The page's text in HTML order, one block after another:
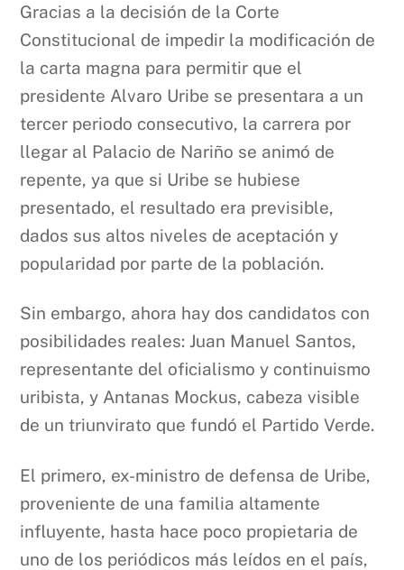
Gracias a la decisión de la Corte
Constitucional de impedir la modificación de
la carta magna para permitir que el
presidente Alvaro Uribe se presentara a un
tercer periodo consecutivo, la carrera por
llegar al Palacio de Nariño se animó de
repente, ya que si Uribe se hubiese
presentado, el resultado era previsible,
dados sus altos niveles de aceptación y
popularidad por parte de la población.
Sin embargo, ahora hay dos candidatos con
posibilidades reales: Juan Manuel Santos,
representante del oficialismo y continuismo
uribista, y Antanas Mockus, cabeza visible
de un triunvirato que fundó el Partido Verde.
El primero, ex-ministro de defensa de Uribe,
proveniente de una familia altamente
influyente, hasta hace poco propietaria de
uno de los periódicos más leídos en el país,